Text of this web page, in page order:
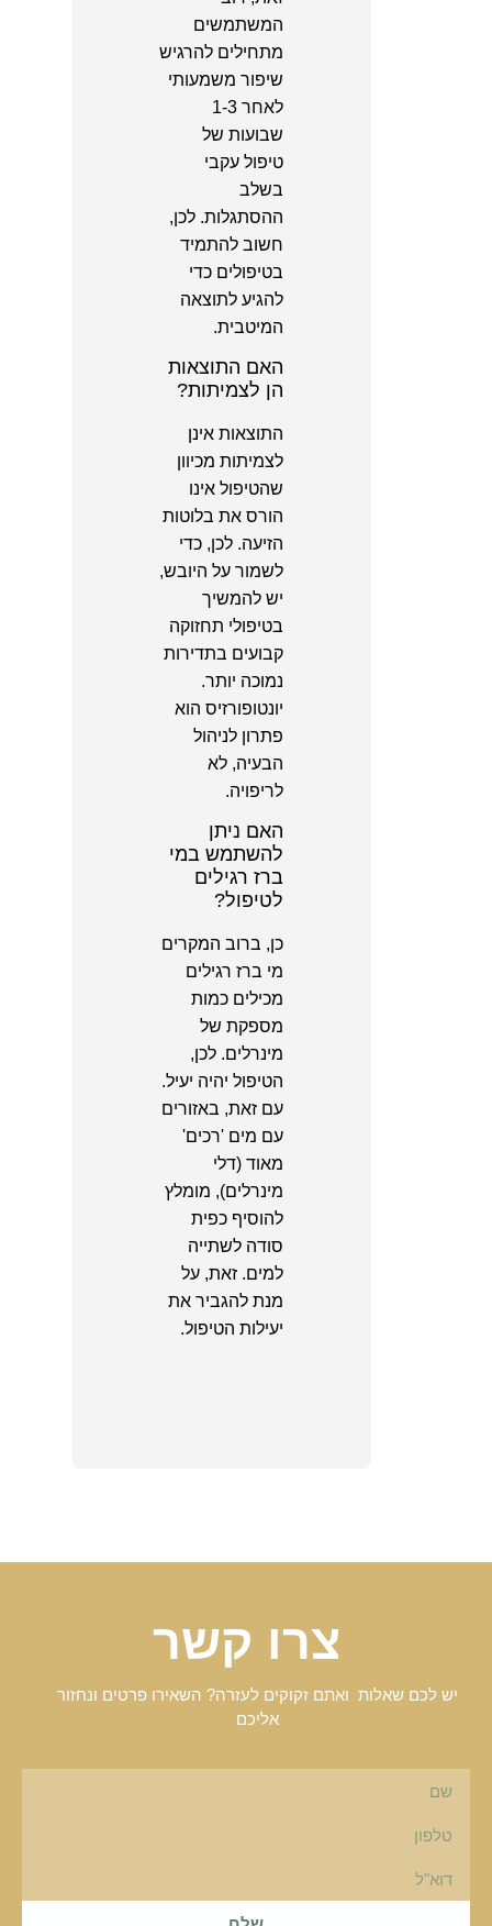
המשתמשים
מתחילים להרגיש
שיפור משמעותי
לאחר 1-3
שבועות של
טיפול עקבי
בשלב
ההסתגלות. לכן,
חשוב להתמיד
בטיפולים כדי
להגיע לתוצאה
המיטבית.
האם התוצאות
הן לצמיתות?
התוצאות אינן
לצמיתות מכיוון
שהטיפול אינו
הורס את בלוטות
הזיעה. לכן, כדי
לשמור על היובש,
יש להמשיך
בטיפולי תחזוקה
קבועים בתדירות
נמוכה יותר.
יונטופורזיס הוא
פתרון לניהול
הבעיה, לא
לריפויה.
האם ניתן
להשתמש במי
ברז רגילים
לטיפול?
כן, ברוב המקרים
מי ברז רגילים
מכילים כמות
מספקת של
מינרלים. לכן,
הטיפול יהיה יעיל.
עם זאת, באזורים
עם מים 'רכים'
מאוד (דלי
מינרלים), מומלץ
להוסיף כפית
סודה לשתייה
למים. זאת, על
מנת להגביר את
יעילות הטיפול.
צרו קשר
יש לכם שאלות ואתם זקוקים לעזרה? השאירו פרטים ונחזור
אליכם